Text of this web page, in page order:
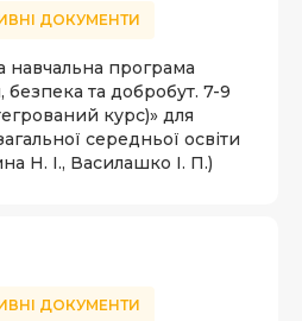
ДОКУМЕНТИ
навчальна програма
безпека та добробут. 7-9
курс)» для
середньої освіти
Н. І., Василашко І. П.)
ДОКУМЕНТИ